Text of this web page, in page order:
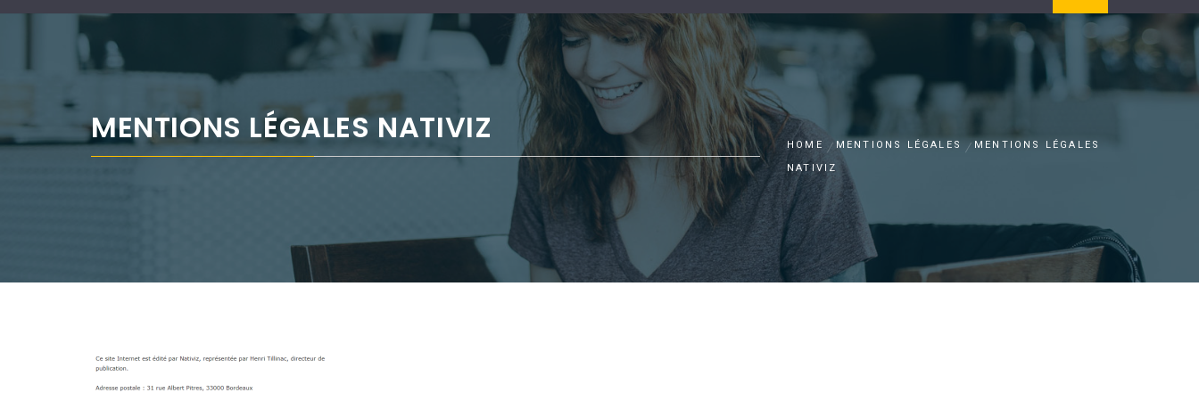
MENTIONS LÉGALES NATIVIZ HOME MENTIONS LÉGALES
MENTIONS LÉGALES
NATIVIZ